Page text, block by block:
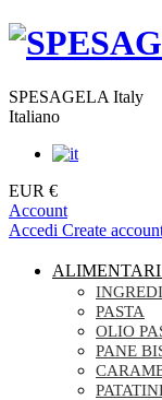
SPESAGELA Italy
Italiano
EUR €
Account
Accedi Create
ALIMENTARI
PASTA
OLIO
PANE